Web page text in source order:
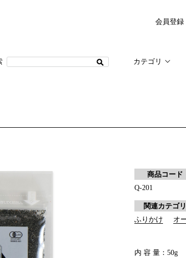
会員登録
カテゴリ
商品コード
Q-201
関連カテゴリ
ふりかけ
オ
内 容 量：50g